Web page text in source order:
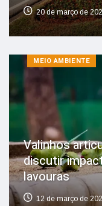
20 de março de
MEIO AMBIENTE
Valinhos
discutir
lavouras
12 de março de